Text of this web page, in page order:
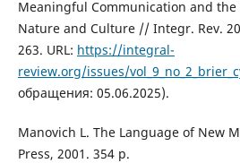
Meaningful Communication and
Nature and Culture // Integr. Rev.
263. URL: https://integral-
review.org/issues/
обращения: 05.06.2025).
Manovich L. The Language of New
Press, 2001. 354 p.